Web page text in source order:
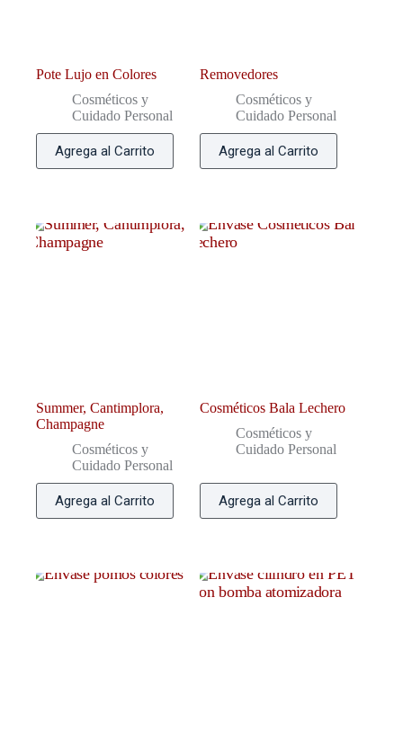
Pote Lujo en Colores
Cosméticos y
Cuidado Personal
Agrega al Carrito
Removedores
Cosméticos y
Cuidado Personal
Agrega al Carrito
Summer, Cantimplora,
Champagne
Cosméticos y
Cuidado Personal
Agrega al Carrito
Cosméticos Bala Lechero
Cosméticos y
Cuidado Personal
Agrega al Carrito